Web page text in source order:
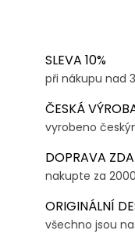
SLEVA 10%
při nákupu nad
ČESKÁ
vyrobeno
DOPRAVA
nakupte za
ORIGINÁLNÍ
všechno jsou